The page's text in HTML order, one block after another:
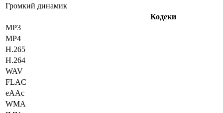
Громкий динамик
Кодеки
MP3
MP4
H.265
H.264
WAV
FLAC
eAAc
WMA